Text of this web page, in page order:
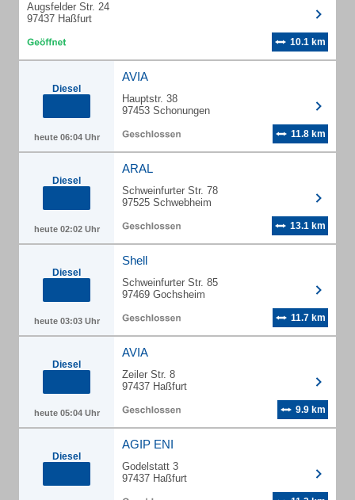
Augsfelder Str. 24
97437 Haßfurt
10.1 km
Diesel
heute 06:04 Uhr
AVIA
Hauptstr. 38
97453 Schonungen
11.8 km
Diesel
heute 02:02 Uhr
ARAL
Schweinfurter Str. 78
97525 Schwebheim
13.1 km
Diesel
heute 03:03 Uhr
Shell
Schweinfurter Str. 85
97469 Gochsheim
11.7 km
Diesel
heute 05:04 Uhr
AVIA
Zeiler Str. 8
97437 Haßfurt
9.9 km
Diesel
AGIP ENI
Godelstatt 3
97437 Haßfurt